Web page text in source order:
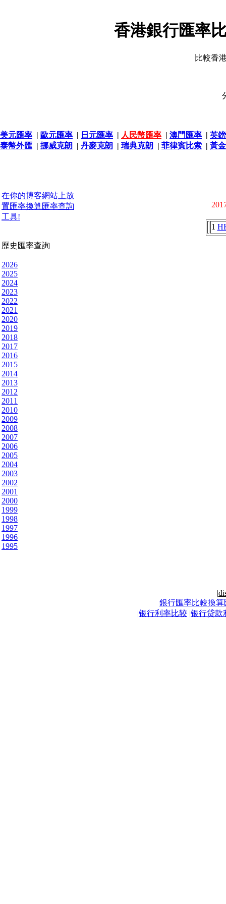
香港銀行匯率
比較香
美元匯率 | 歐元匯率 | 日元匯率 | 人民幣匯率 | 澳門匯率 | 英
泰幣外匯 | 挪威克朗 | 丹麥克朗 | 瑞典克朗 | 菲律賓比索 | 黃
在你的博客網站上放
置匯率換算匯率查詢
工具!
歷史匯率查詢
2026
2025
2024
2023
2022
2021
2020
2019
2018
2017
2016
2015
2014
2013
2012
2011
2010
2009
2008
2007
2006
2005
2004
2003
2002
2001
2000
1999
1998
1997
1996
1995
1
|
銀行匯率比較換算
|银行利率比较 |银行贷款